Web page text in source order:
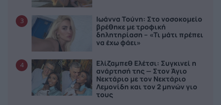
3
Ιωάννα Τούνη: Στο νοσοκομείο
βρέθηκε με τροφική
δηλητηρίαση – «Τι μάτι πρέπει
να έχω φάει»
4
Ελίζαμπεθ Ελέτσι: Συγκινεί η
ανάρτησή της — Στον Άγιο
Νεκτάριο με τον Νεκτάριο
Λεμονίδη και τον 2 μηνών γιο
τους